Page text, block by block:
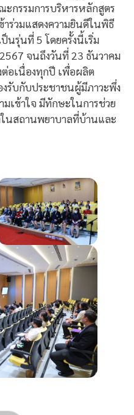
รรมการบริหารหลักสูตร
ร่วมแสดงความยินดีในพิธี
นรุ่นที่ 5 โดยครั้งนี้เริ่ม
จนถึงวันที่ 23 ธันวาคม
อเนื่องทุกปี เพื่อผลิต
รับกับประชาชนผู้มีภาวะพึ่ง
เข้าใจ มีทักษะในการช่วย
นสถานพยาบาลที่บ้านและ